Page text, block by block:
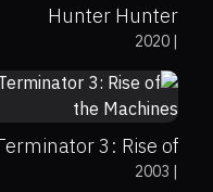
Hunter Hunter
|
2020
6.3
3: Rise of
the Machines|
2003